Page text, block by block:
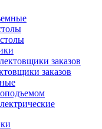
заказов